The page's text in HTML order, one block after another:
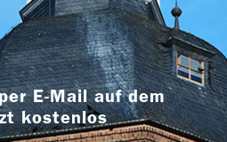
E-Mail auf dem
kostenlos